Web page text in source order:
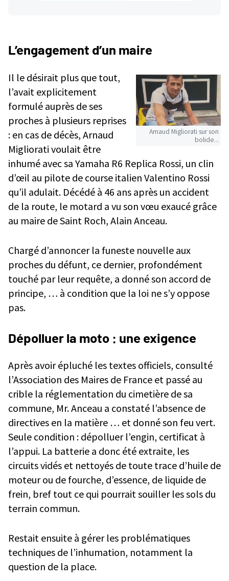
L’engagement d’un maire
Arnaud Migliorati sur son
bolide...
Il le désirait plus que tout,
l’avait explicitement
formulé auprès de ses
proches à plusieurs reprises
: en cas de décès, Arnaud
Migliorati voulait être
inhumé avec sa Yamaha R6 Replica Rossi, un clin
d’œil au pilote de course italien Valentino Rossi
qu’il adulait. Décédé à 46 ans après un accident
de la route, le motard a vu son vœu exaucé grâce
au maire de Saint Roch, Alain Anceau.
Chargé d’annoncer la funeste nouvelle aux
proches du défunt, ce dernier, profondément
touché par leur requête, a donné son accord de
principe, … à condition que la loi ne s’y oppose
pas.
Dépolluer la moto : une exigence
Après avoir épluché les textes officiels, consulté
l’Association des Maires de France et passé au
crible la réglementation du cimetière de sa
commune, Mr. Anceau a constaté l’absence de
directives en la matière … et donné son feu vert.
Seule condition : dépolluer l’engin, certificat à
l’appui. La batterie a donc été extraite, les
circuits vidés et nettoyés de toute trace d’huile de
moteur ou de fourche, d’essence, de liquide de
frein, bref tout ce qui pourrait souiller les sols du
terrain commun.
Restait ensuite à gérer les problématiques
techniques de l’inhumation, notamment la
question de la place.